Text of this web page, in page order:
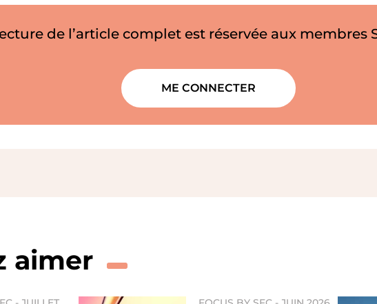
de l’article complet est réservée aux membres
ME CONNECTER
aimer